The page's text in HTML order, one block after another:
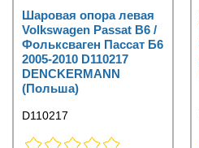
Шаровая опора левая
Volkswagen Passat B6 /
Фольксваген Пассат Б6
2005-2010 D110217
DENCKERMANN
(Польша)
D110217